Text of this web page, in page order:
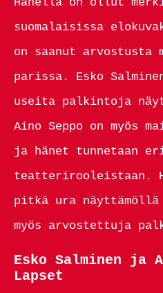
suomalaisissa
on saanut arvostusta
parissa. Esko
useita palkintoja
Aino Seppo on myös
ja hänet tunnetaan
teatterirooleistaan.
pitkä ura näyttämöllä
myös arvostettuja
Esko Salminen ja
Lapset